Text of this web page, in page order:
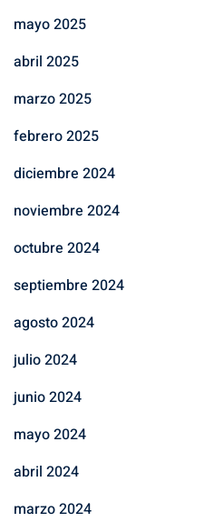
mayo 2025
abril 2025
marzo 2025
febrero 2025
diciembre 2024
noviembre 2024
octubre 2024
septiembre 2024
agosto 2024
julio 2024
junio 2024
mayo 2024
abril 2024
marzo 2024